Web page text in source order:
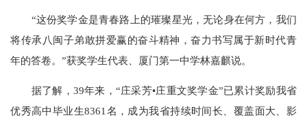
“这份奖学金是青春路上的璀璨星光，无论身在何方，我们
将传承八闽子弟敢拼爱赢的奋斗精神，奋力书写属于新时代青
年的答卷。”获奖学生代表、厦门第一中学林嘉麒说。
据了解，39年来，“庄采芳•庄重文奖学金”已累计奖励我省
优秀高中毕业生8361名，成为我省持续时间长、覆盖面大、影